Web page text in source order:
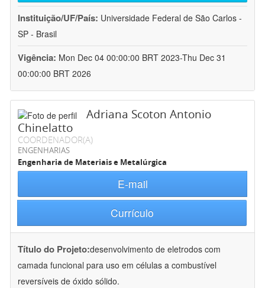
Instituição/UF/País: Universidade Federal de São Carlos -
SP - Brasil
Vigência: Mon Dec 04 00:00:00 BRT 2023-Thu Dec 31
00:00:00 BRT 2026
Adriana Scoton Antonio
Chinelatto
COORDENADOR(A)
ENGENHARIAS
Engenharia de Materiais e Metalúrgica
E-mail
Currículo
Título do Projeto:desenvolvimento de eletrodos com
camada funcional para uso em células a combustível
reversíveis de óxido sólido.